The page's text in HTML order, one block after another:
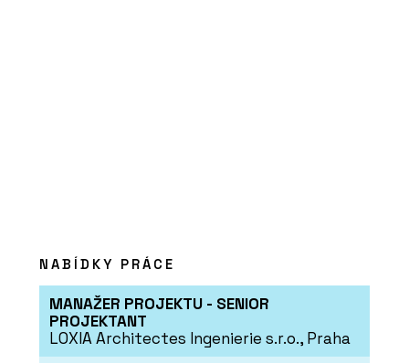
NABÍDKY PRÁCE
MANAŽER PROJEKTU - SENIOR
PROJEKTANT
LOXIA Architectes Ingenierie s.r.o., Praha